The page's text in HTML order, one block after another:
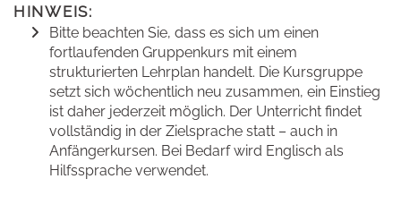
HINWEIS:
Bitte beachten Sie, dass es sich um einen
fortlaufenden Gruppenkurs mit einem
strukturierten Lehrplan handelt. Die Kursgruppe
setzt sich wöchentlich neu zusammen, ein Einstieg
ist daher jederzeit möglich. Der Unterricht findet
vollständig in der Zielsprache statt – auch in
Anfängerkursen. Bei Bedarf wird Englisch als
Hilfssprache verwendet.